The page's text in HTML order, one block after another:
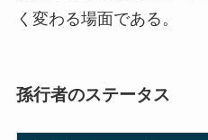
く変わる場面である。
孫行者のステータス